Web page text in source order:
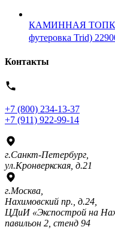
КАМИННАЯ ТОПКА
футеровка Trid)
Контакты
+7 (800) 234-13-37
+7 (911) 922-99-14
г.Санкт-Петербург,
ул.Кронверкская, д.21
г.Москва,
Нахимовский пр., д.24,
ЦДиИ «Экспострой на
павильон 2, стенд 94